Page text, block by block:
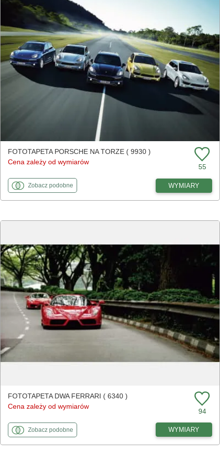
FOTOTAPETA PORSCHE NA TORZE ( 9930 )
Cena zależy od wymiarów
55
Zobaczfototapety
podobnedo Porsche na torze WYMIARY
FOTOTAPETA DWA FERRARI ( 6340 )
Cena zależy od wymiarów
94
Zobaczfototapety
podobnedo Dwa Ferrari WYMIARY